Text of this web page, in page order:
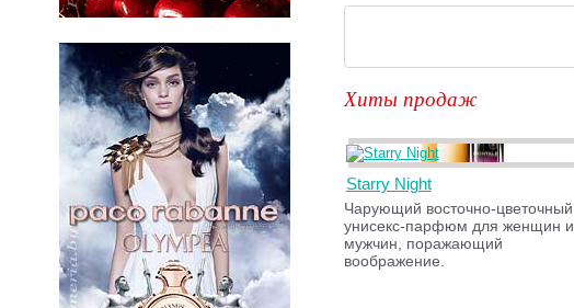
Хиты продаж
Starry Night
Чарующий восточно-цветочный
унисекс-парфюм для женщин и
мужчин, поражающий
воображение.